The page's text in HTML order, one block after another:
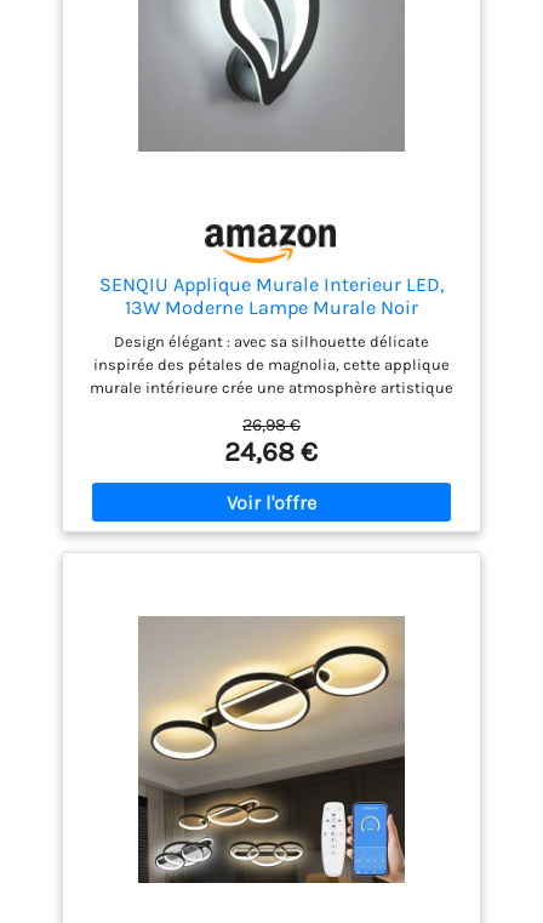
SENQIU Applique Murale Interieur LED,
13W Moderne Lampe Murale Noir
Design élégant : avec sa silhouette délicate
inspirée des pétales de magnolia, cette applique
murale intérieure crée une atmosphère artistique
minimaliste ou scandinave Source lumineuse LED :
l'applique murale led de 13 W offre un rendement
lumineux élevé de 1462 LM, illuminant votre pièce
d'une lumière naturelle claire de 6500 K. Le cadre
en fer forgé noir sable texturé contraste avec la
lumière douce et diffuse pour créer un effet
28.5 * 16.5 * 7 cm / 11.22 * 6.5 * 2.76 pouces. Puissance:
13 W. Température de couleur: 6500 K Lumière
Blanche Froide. Voltage: 220 V. Matériau: métal,
acrylique Qualité supérieure : le corps en fer des
appliques murales LED modernes est durable,
résistant à la rouille et à l'oxydation ; le revêtement
noir sable mat est résistant aux rayures. Les abat-
jours en acrylique incassable gardent la lumière
claire même après une utilisation prolongée Facile
à installer : l'lampe murale interieur noire pour
chambre à coucher a une structure simple, est
livrée avec des accessoires d'installation et un
26,98 €
24,68 €